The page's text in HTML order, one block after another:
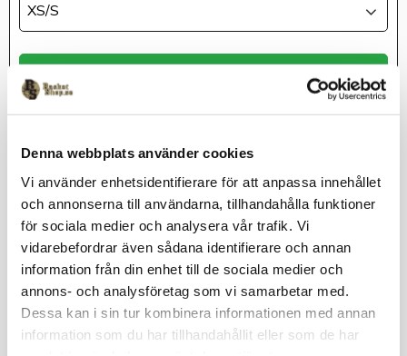
Denna webbplats använder cookies
Vi använder enhetsidentifierare för att anpassa innehållet
och annonserna till användarna, tillhandahålla funktioner
för sociala medier och analysera vår trafik. Vi
vidarebefordrar även sådana identifierare och annan
information från din enhet till de sociala medier och
annons- och analysföretag som vi samarbetar med.
Dessa kan i sin tur kombinera informationen med annan
information som du har tillhandahållit eller som de har
XS/S
Artikelnr
McDavid
McDavid Phantom 3+ Ankelstöd 4305 erbjuder
revolutionerande bekvämlighet och stabilitet. Med en bakre
instegsfunktion för enkel påsättning av skydd, och i
kombination med överlägsen snörfri passform och bekväma,
spetsfria stöd som är till för att förhindra och smärtlindra från